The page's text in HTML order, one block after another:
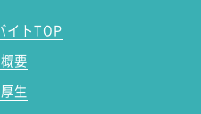
イトTOP
要
生